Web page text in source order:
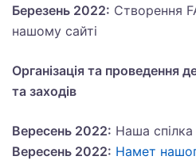
Березень 2022: Створення
нашому сайті
Організація та проведення
та заходів
Вересень 2022: Наша
Вересень 2022: Намет